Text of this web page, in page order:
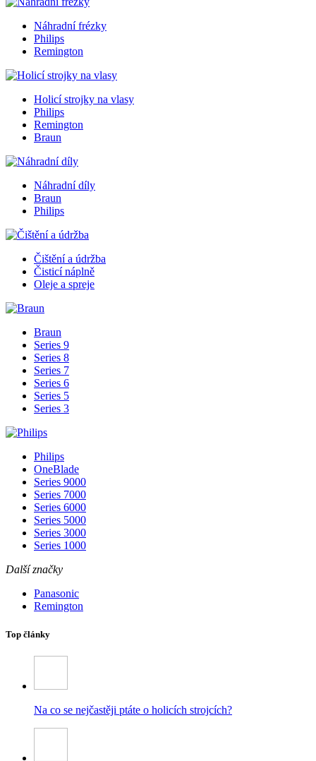
Náhradní frézky
Philips
Remington
Holicí strojky na vlasy
Philips
Remington
Braun
Náhradní díly
Braun
Philips
Čištění a údržba
Čisticí náplně
Oleje a spreje
Braun
Series 9
Series 8
Series 7
Series 6
Series 5
Series 3
Philips
OneBlade
Series 9000
Series 7000
Series 6000
Series 5000
Series 3000
Series 1000
Další značky
Panasonic
Remington
Top články
Na co se nejčastěji ptáte o holicích strojcích?